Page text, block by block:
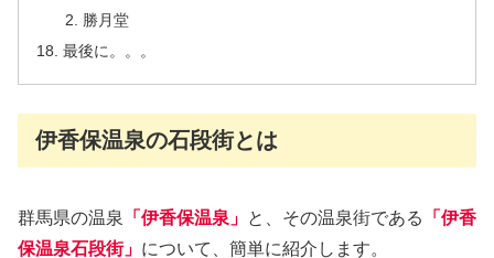
勝月堂
最後に。。。
伊香保温泉の石段街とは
群馬県の温泉 「伊香保温泉」 と、その温泉街である
「伊香
保温泉石段街」 について、簡単に紹介します。